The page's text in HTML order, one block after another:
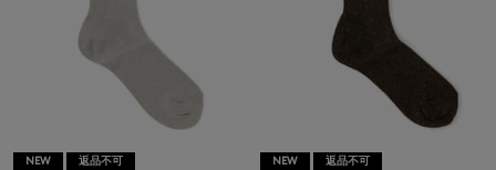
NEW 返品不可 NEW 返品不可